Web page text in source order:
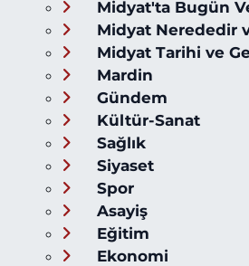
Midyat'ta Bugün
Midyat Nerededir
Midyat Tarihi ve
Mardin
Gündem
Kültür-Sanat
Sağlık
Siyaset
Spor
Asayiş
Eğitim
Ekonomi